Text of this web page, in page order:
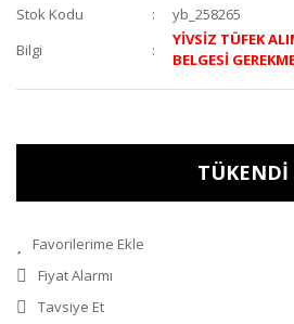
Stok Kodu
yb_258265
Bilgi
YİVSİZ TÜFEK
BELGESİ
TÜKENDİ
Fiyat Alarmı
Tavsiye Et